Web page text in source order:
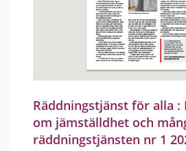
Räddningstjänst för alla
om jämställdhet och
räddningstjänsten nr 1